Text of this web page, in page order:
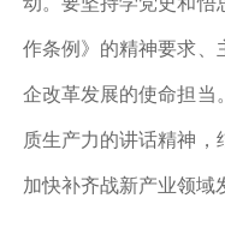
作条例》的精神要求、
企改革发展的使命担当
质生产力的讲话精神，
加快补齐战新产业领域